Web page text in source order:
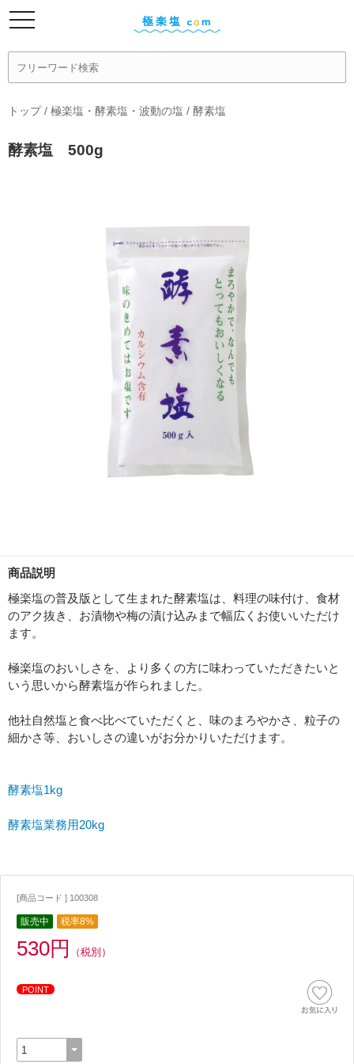
トップ/ 極楽塩・酵素塩・波動の塩 / 酵素塩
酵素塩 500g
商品説明
極楽塩の普及版として生まれた酵素塩は、料理の味付け、食材
のアク抜き、お漬物や梅の漬け込みまで幅広くお使いいただけ
ます。
極楽塩のおいしさを、より多くの方に味わっていただきたいと
いう思いから酵素塩が作られました。
他社自然塩と食べ比べていただくと、味のまろやかさ、粒子の
細かさ等、おいしさの違いがお分かりいただけます。
酵素塩1kg
酵素塩業務用20kg
[商品コード ] 100308
販売中 税率8%
530円 （税別）
POINT